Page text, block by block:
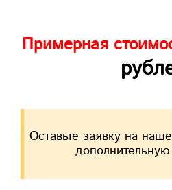
Примерная
Оставьте заявку на